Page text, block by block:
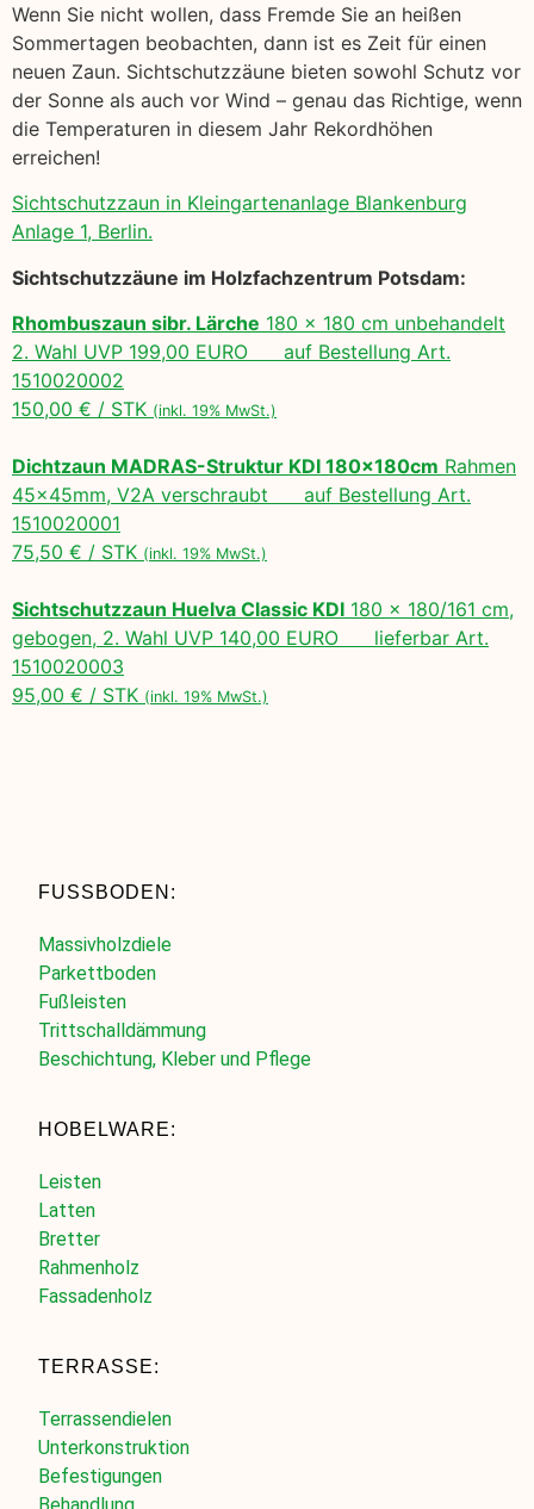
Wenn Sie nicht wollen, dass Fremde Sie an heißen
Sommertagen beobachten, dann ist es Zeit für einen
neuen Zaun. Sichtschutzzäune bieten sowohl Schutz vor
der Sonne als auch vor Wind – genau das Richtige, wenn
die Temperaturen in diesem Jahr Rekordhöhen
erreichen!
Sichtschutzzaun in Kleingartenanlage Blankenburg
Anlage 1, Berlin.
Sichtschutzzäune im Holzfachzentrum Potsdam:
Rhombuszaun sibr. Lärche 180 x 180 cm unbehandelt
2. Wahl UVP 199,00 EURO auf Bestellung Art.
1510020002
150,00 € / STK (inkl. 19% MwSt.)
Dichtzaun MADRAS-Struktur KDI 180x180cm Rahmen
45x45mm, V2A verschraubt auf Bestellung Art.
1510020001
75,50 € / STK (inkl. 19% MwSt.)
Sichtschutzzaun Huelva Classic KDI 180 x 180/161 cm,
gebogen, 2. Wahl UVP 140,00 EURO lieferbar Art.
1510020003
95,00 € / STK (inkl. 19% MwSt.)
FUSSBODEN:
Massivholzdiele
Parkettboden
Fußleisten
Trittschalldämmung
Beschichtung, Kleber und Pflege
HOBELWARE:
Leisten
Latten
Bretter
Rahmenholz
Fassadenholz
TERRASSE:
Terrassendielen
Unterkonstruktion
Befestigungen